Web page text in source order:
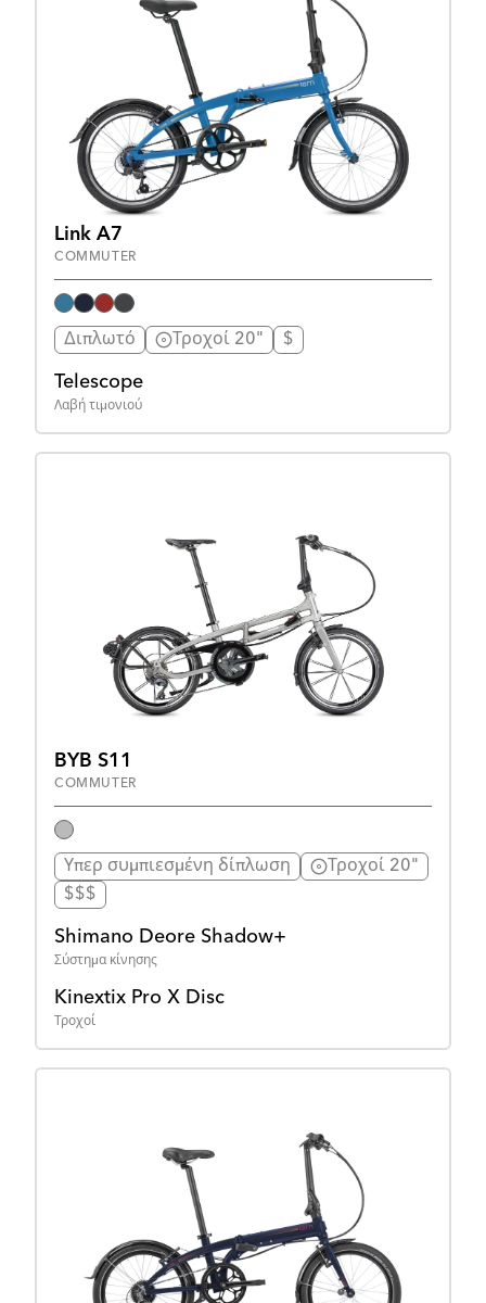
Link A7
COMMUTER
Διπλωτό Τροχοί 20" $
Telescope
Λαβή τιμονιού
BYB S11
COMMUTER
Υπερ συμπιεσμένη δίπλωση
Τροχοί 20"
$$$
Shimano Deore Shadow+
Σύστημα κίνησης
Kinextix Pro X Disc
Τροχοί